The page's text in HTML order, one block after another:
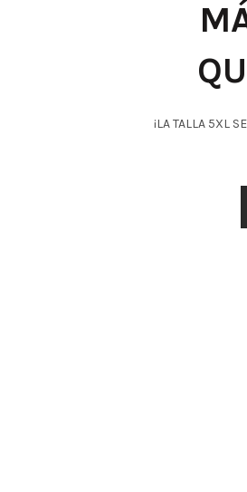
¡LA TALLA 5XL